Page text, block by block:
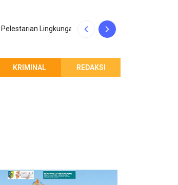
Lingkungan
KRIMINAL REDAKSI